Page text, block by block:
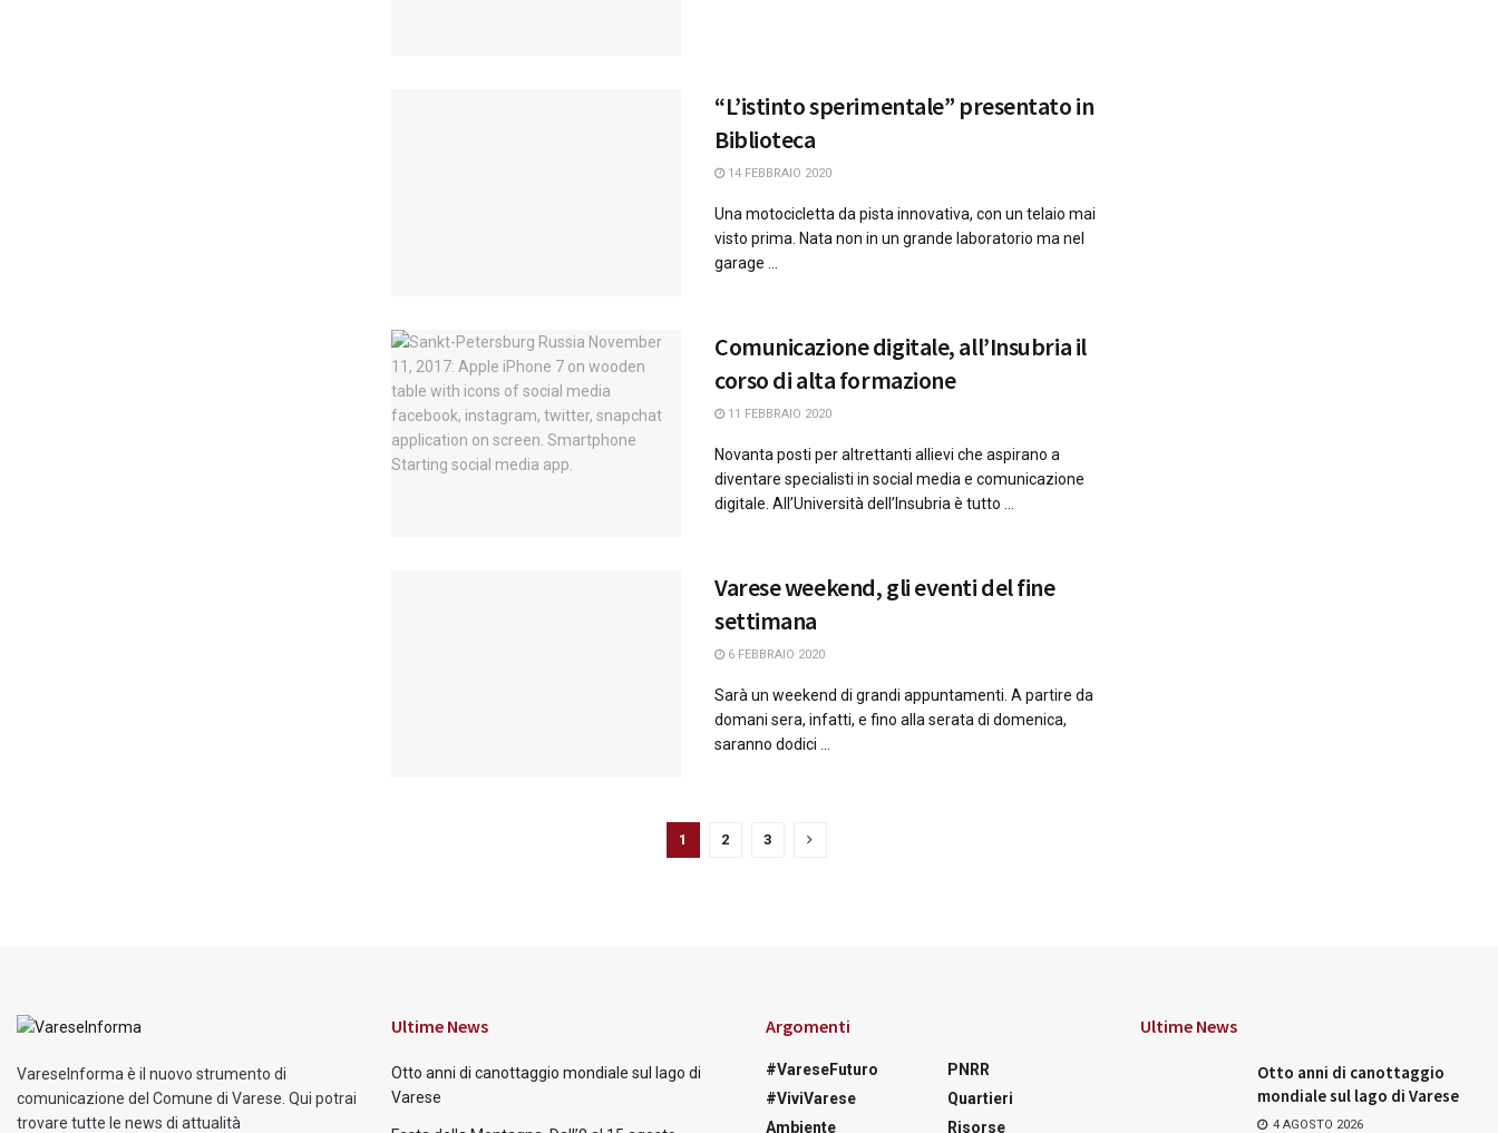
“L’istinto sperimentale” presentato in
Biblioteca
14 FEBBRAIO 2020
Una motocicletta da pista innovativa, con un telaio mai
visto prima. Nata non in un grande laboratorio ma nel
garage ...
Comunicazione digitale, all’Insubria il
corso di alta formazione
11 FEBBRAIO 2020
Novanta posti per altrettanti allievi che aspirano a
diventare specialisti in social media e comunicazione
digitale. All’Università dell’Insubria è tutto ...
Varese weekend, gli eventi del fine
settimana
6 FEBBRAIO 2020
Sarà un weekend di grandi appuntamenti. A partire da
domani sera, infatti, e fino alla serata di domenica,
saranno dodici ...
1 2 3
VareseInforma è il nuovo strumento di
comunicazione del Comune di Varese. Qui potrai
trovare tutte le news di attualità
Ultime News
Otto anni di canottaggio mondiale sul lago di
Varese
Argomenti
#VareseFuturo
#ViviVarese
Ambiente
PNRR
Quartieri
Risorse
Ultime News
Otto anni di canottaggio
mondiale sul lago di Varese
4 AGOSTO 2026